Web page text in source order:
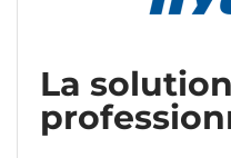
La solution